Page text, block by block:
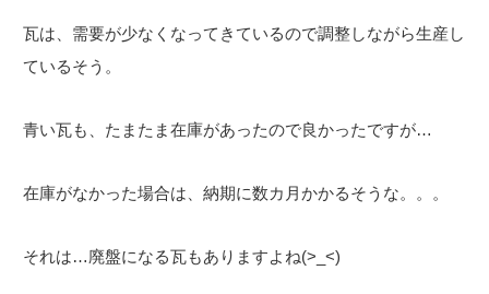
瓦は、需要が少なくなってきているので調整しながら生産し
ているそう。
青い瓦も、たまたま在庫があったので良かったですが…
在庫がなかった場合は、納期に数カ月かかるそうな。。。
それは…廃盤になる瓦もありますよね(>_<)